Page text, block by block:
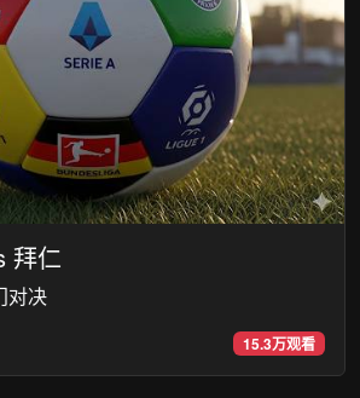
拜仁
对决
15.3万观看